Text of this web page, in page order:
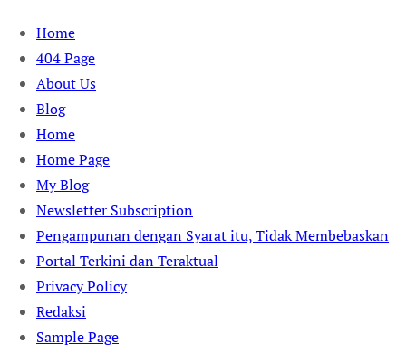
Skip
content
Home
404 Page
About Us
Blog
Home
Home Page
My Blog
Newsletter Subscription
Pengampunan dengan Syarat itu, Tidak Membebaskan
Portal Terkini dan Teraktual
Privacy Policy
Redaksi
Sample Page